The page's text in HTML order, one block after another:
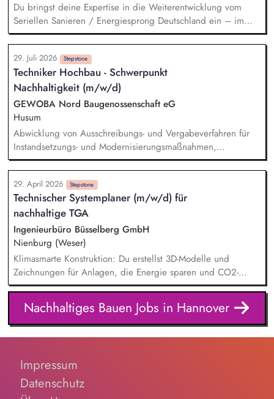
Du bringst deine Expertise in die Weiterentwicklung vom
Seriellen Sanieren / Energiesprong Deutschland ein – im
engen Austausch u.a. mit der dena, mit Blick auf
Markthochlauf und Support im regulatorischen Umfeld und
der Stakeholder. Business-Development-Standbein: Du
akquirierst und verantwortest eigenständig Projekte für unser
Vorqualifizierungs-Tool CoPilot und entwickelst /
implementierst die Skalierung. Du qualifizierst zudem
Bauunternehmen und Systemanbieter als Angebotspartner.
29. Juli 2026 Stepstone
Techniker Hochbau - Schwerpunkt
Nachhaltigkeit (m/w/d)
GEWOBA Nord Baugenossenschaft eG
Husum
Abwicklung von Ausschreibungs- und Vergabeverfahren für
Instandsetzungs- und Modernisierungsmaßnahmen,
insbesondere im Bereich energieeffizienter
Sanierungsmaßnahmen Koordination und Steuerung
nachhaltiger Energieversorgungslösungen mit Schwerpunkt
Wärmepumpenumrüstung Erstellung von Aufstellungen,
Auswertungen und Übersichten zum Klimapfad sowie
Ableitung von Maßnahmen Budgetplanung und -kontrolle
sowie Budgetverantwortung für alle technischen Maßnahmen
29. April 2026 Stepstone
Technischer Systemplaner (m/w/d) für
nachhaltige TGA
Ingenieurbüro Büsselberg GmbH
Nienburg (Weser)
Klimasmarte Konstruktion: Du erstellst 3D-Modelle und
Zeichnungen für Anlagen, die Energie sparen und CO2-
Emissionen senken. Innovations-Check: Du bringst eigene
Ideen ein, wie wir Technik noch effizienter in anspruchsvolle
Architektur integrieren können. Schnittstellenmanagement: Du
koordinierst dich mit Fachkollegen, um ganzheitliche,
ökologisch optimierte Gesamtsysteme zu schaffen. Präzise
genau so groß wie nötig, aber so effizient wie möglich sind.
Nachhaltiges Bauen Jobs in Hannover
Impressum
Datenschutz